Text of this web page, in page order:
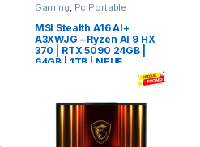
Gaming, Pc Portable
MSI Stealth A16 AI+
A3XWJG – Ryzen AI 9 HX
370 | RTX 5090 24GB |
64GB | 1TB | NEUF